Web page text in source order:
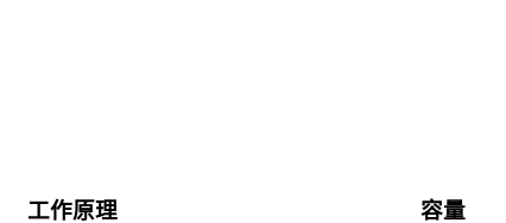
工作原理 容量